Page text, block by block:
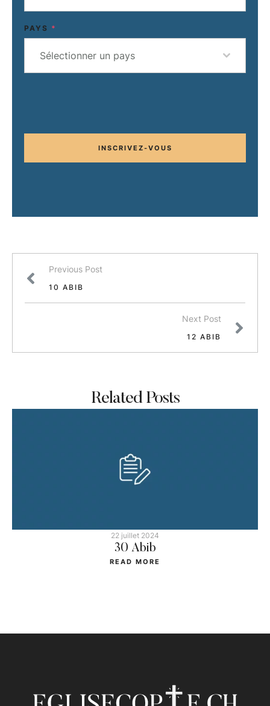
PAYS *
Sélectionner un pays
INSCRIVEZ-VOUS
Previous Post
10 ABIB
Next Post
12 ABIB
Related Posts
22 juillet 2024
30 Abib
READ MORE